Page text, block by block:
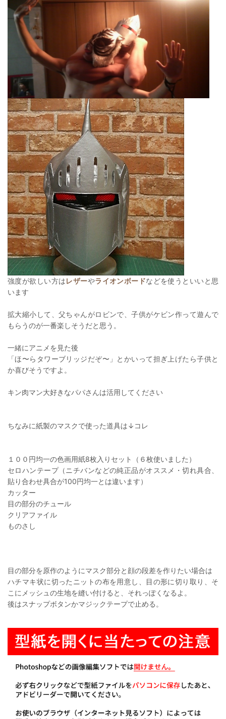
強度が欲しい方はレザーやライオンボードなどを使うといいと思
います
拡大縮小して、父ちゃんがロビンで、子供がケビン作って遊んで
もらうのが一番楽しそうだと思う。
一緒にアニメを見た後
「ほ〜らタワーブリッジだぞ〜」とかいって担ぎ上げたら子供と
か喜びそうですよ。
キン肉マン大好きなパパさんは活用してください
ちなみに紙製のマスクで使った道具は↓コレ
１００円均一の色画用紙8枚入りセット（６枚使いました）
セロハンテープ（ニチバンなどの純正品がオススメ・切れ具合、
貼り合わせ具合が100円均一とは違います）
カッター
目の部分のチュール
クリアファイル
ものさし
目の部分を原作のようにマスク部分と顔の段差を作りたい場合は
ハチマキ状に切ったニットの布を用意し、目の形に切り取り、そ
こにメッシュの生地を縫い付けると、それっぽくなるよ。
後はスナップボタンかマジックテープで止める。